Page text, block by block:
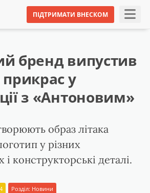
ПІДТРИМАТИ ВНЕСКОМ
бренд випустив
у
з «Антоновим»
образ літака
у різних
і конструкторські деталі.
Розділ: Новини